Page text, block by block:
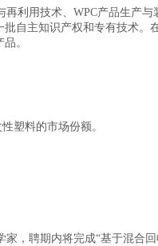
利用技术、WPC产品生产与
自主知识产权和专有技术。
。
塑料的市场份额。
，聘期内将完成“基于混合